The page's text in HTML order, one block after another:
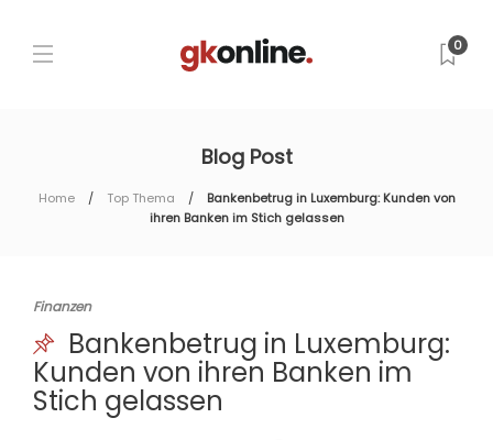
0
Blog Post
Home Top Thema
Bankenbetrug in Luxemburg: Kunden von
ihren Banken im Stich gelassen
Finanzen
Bankenbetrug in Luxemburg:
Kunden von ihren Banken im
Stich gelassen